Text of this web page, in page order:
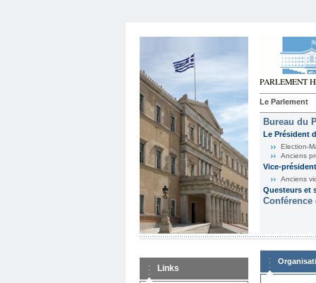
Le Parlement
Bureau du
Le Président
Election-
Anciens
Vice-
Anciens
Questeurs et
Links